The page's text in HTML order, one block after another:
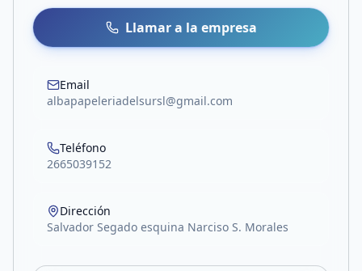
Llamar a la empresa
Email
albapapeleriadelsursl@gmail.com
Teléfono
2665039152
Dirección
Salvador Segado esquina Narciso S. Morales